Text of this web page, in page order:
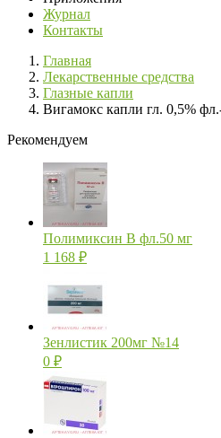
Журнал
Контакты
Главная
Лекарственные средства
Глазные капли
Вигамокс капли гл. 0,5%
Рекомендуем
Полимиксин В фл.50 мг
1 168 ₽
Зенлистик 200мг №14
0 ₽